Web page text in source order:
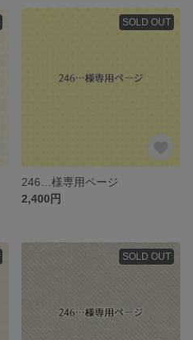
SOLD OUT
246…様専用ページ
2,400円
SOLD OUT